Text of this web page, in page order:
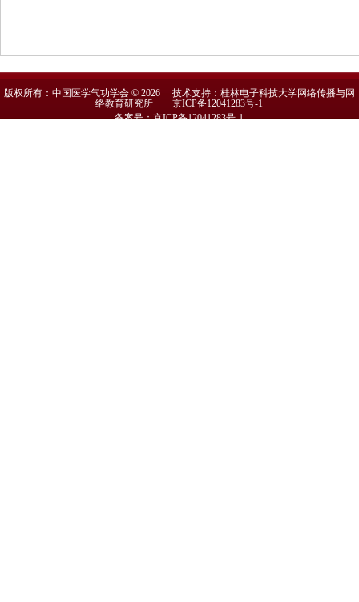
版权所有：中国医学气功学会 © 2026 技术支持：桂林电子科技大学网络传播与网
络教育研究所京ICP备12041283号-1
备案号：京ICP备12041283号-1